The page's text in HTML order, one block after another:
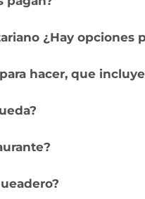
¿Hay opciones
hacer, que